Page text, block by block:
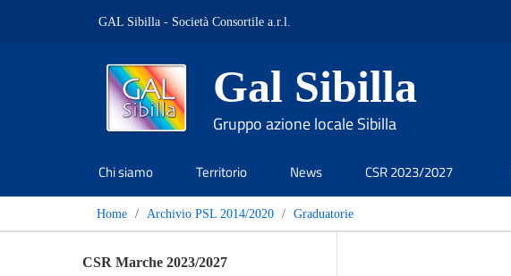
GAL Sibilla - Società Consortile a.r.l.
Gal Sibilla
Gruppo azione locale Sibilla
Chi siamo Territorio News CSR 2023/2027
Home Archivio PSL 2014/2020 Graduatorie
CSR Marche 2023/2027